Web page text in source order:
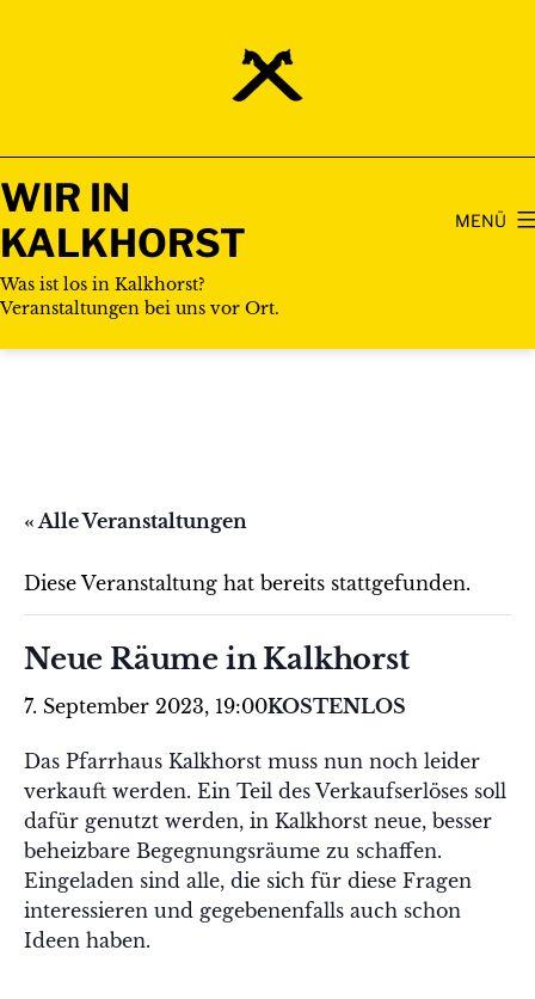
WIR IN
KALKHORST
Was ist los in Kalkhorst?
Veranstaltungen bei uns vor Ort.
MENÜ
« Alle Veranstaltungen
Diese Veranstaltung hat bereits stattgefunden.
Neue Räume in Kalkhorst
7. September 2023, 19:00KOSTENLOS
Das Pfarrhaus Kalkhorst muss nun noch leider
verkauft werden. Ein Teil des Verkaufserlöses soll
dafür genutzt werden, in Kalkhorst neue, besser
beheizbare Begegnungsräume zu schaffen.
Eingeladen sind alle, die sich für diese Fragen
interessieren und gegebenenfalls auch schon
Ideen haben.